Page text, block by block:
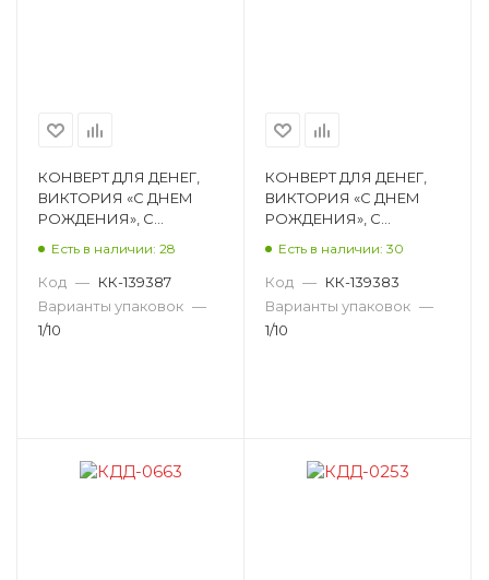
КОНВЕРТ ДЛЯ ДЕНЕГ,
ВИКТОРИЯ «С ДНЕМ
РОЖДЕНИЯ», С
Есть в наличии: 28
Код — КК-139387
Варианты упаковок —
1/10
КОНВЕРТ ДЛЯ ДЕНЕГ,
ВИКТОРИЯ «С ДНЕМ
РОЖДЕНИЯ», С
Есть в наличии: 30
Код — КК-139383
Варианты упаковок —
1/10